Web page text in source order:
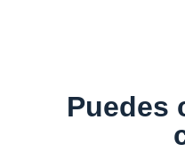
Puedes